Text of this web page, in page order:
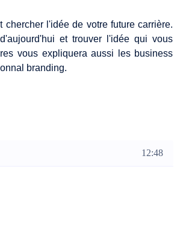
l'idée de votre future carrière.
et trouver l'idée qui vous
vous expliquera aussi les business
branding.
12:48